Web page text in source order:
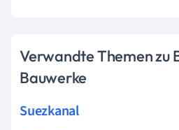
Verwandte Themen zu
Bauwerke
Suezkanal